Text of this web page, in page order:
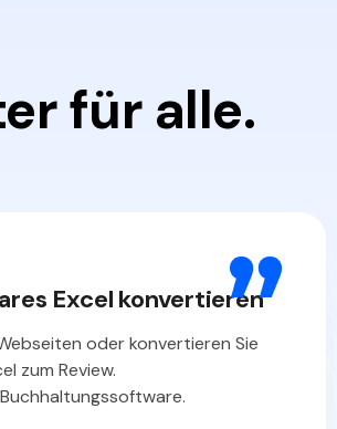
für alle.
umwandeln mit einem
pädagogischen Material, der